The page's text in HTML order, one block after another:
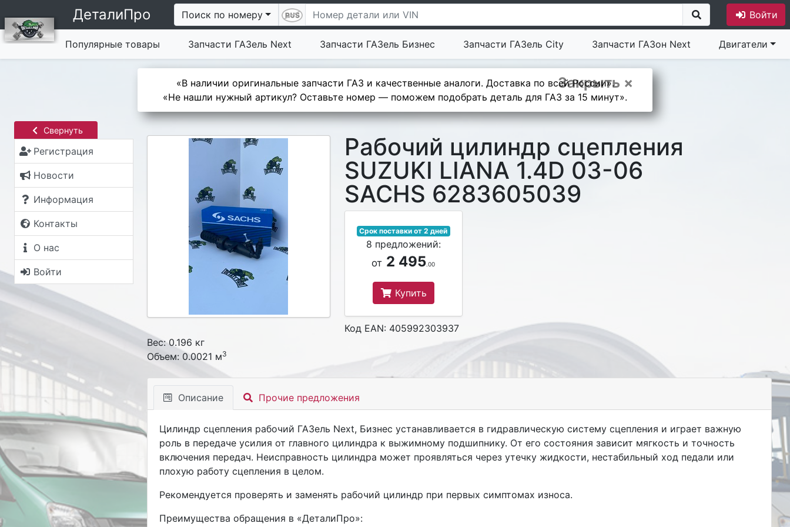
ДеталиПро Поиск по номеру Войти
Популярные товары Запчасти ГАЗель Next Запчасти ГАЗель Бизнес Запчасти ГАЗель City Запчасти ГАЗон Next Двигатели
Закрыть ×
«В наличии оригинальные запчасти ГАЗ и качественные аналоги. Доставка по всей России».
«Не нашли нужный артикул? Оставьте номер — поможем подобрать деталь для ГАЗ за 15 минут».
Свернуть
Регистрация
Новости
Информация
Контакты
О нас
Войти
Рабочий цилиндр сцепления
SUZUKI LIANA 1.4D 03-06
SACHS 6283605039
Срок поставки от 2 дней
8 предложений:
от 2 495.00
Купить
Код EAN: 405992303937
Вес: 0.196 кг
Объем: 0.0021 м3
Описание Прочие предложения
Цилиндр сцепления рабочий ГАЗель Next, Бизнес устанавливается в гидравлическую систему сцепления и играет важную
роль в передаче усилия от главного цилиндра к выжимному подшипнику. От его состояния зависит мягкость и точность
включения передач. Неисправность цилиндра может проявляться через утечку жидкости, нестабильный ход педали или
плохую работу сцепления в целом.
Рекомендуется проверять и заменять рабочий цилиндр при первых симптомах износа.
Преимущества обращения в «ДеталиПро»: